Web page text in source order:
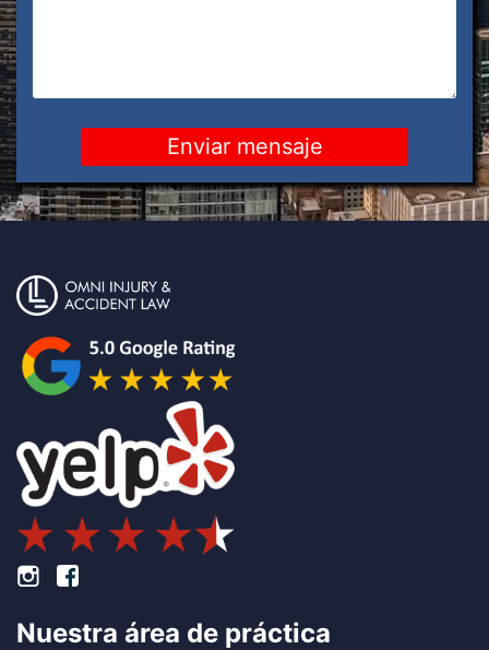
Pie de página Instagram
Pie de página Facebook
Nuestra área de práctica